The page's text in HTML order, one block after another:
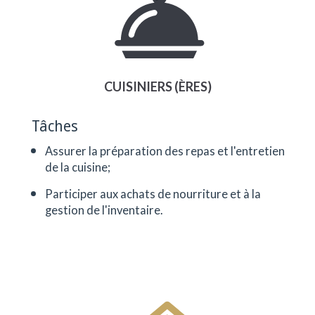
CUISINIERS (ÈRES)
Tâches
Assurer la préparation des repas et l'entretien
de la cuisine;
Participer aux achats de nourriture et à la
gestion de l'inventaire.